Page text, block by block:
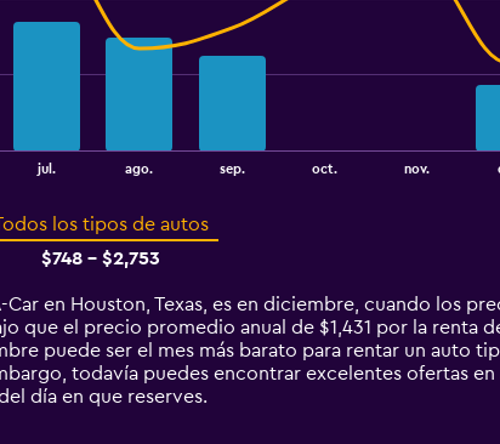
jul. ago. sep. oct. nov.
los tipos de autos
$748 - $2,753
en Houston, Texas, es en diciembre, cuando los
que el precio promedio anual de $1,431 por la renta
puede ser el mes más barato para rentar un auto
todavía puedes encontrar excelentes ofertas en
día en que reserves.